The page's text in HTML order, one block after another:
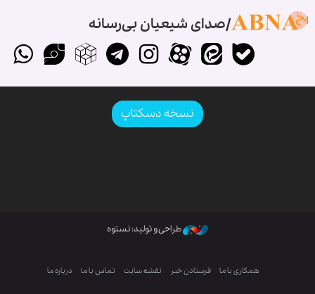
صدای شیعیان بی‌رسانه
نسخه دسکتاپ
طراحی و تولید: نستوه
همکاری با ما فرستادن خبر نقشه سایت تماس با ما درباره ما